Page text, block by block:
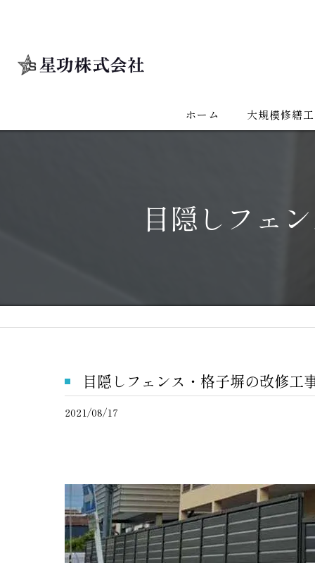
ホーム 大規模修繕
目隠しフェ
目隠しフェンス・格子塀の改修工
2021/08/17